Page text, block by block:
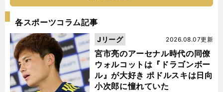
各スポーツコラム記事
宮市亮のアーセナル時代の同僚
ウォルコットは『ドラゴンボー
ル』が大好き ポドルスキは日向
小次郎に憧れていた
2026.08.07更新
Jリーグ